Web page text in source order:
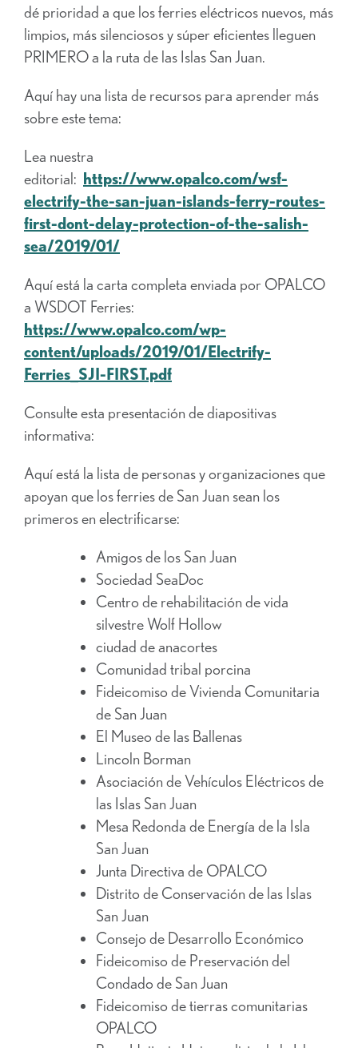
dé prioridad a que los ferries eléctricos nuevos, más
limpios, más silenciosos y súper eficientes lleguen
PRIMERO a la ruta de las Islas San Juan.
Aquí hay una lista de recursos para aprender más
sobre este tema:
Lea nuestra
editorial: https://www.opalco.com/wsf-
electrify-the-san-juan-islands-ferry-routes-
first-dont-delay-protection-of-the-salish-
sea/2019/01/
Aquí está la carta completa enviada por OPALCO
a WSDOT Ferries:
https://www.opalco.com/wp-
content/uploads/2019/01/Electrify-
Ferries_SJI-FIRST.pdf
Consulte esta presentación de diapositivas
informativa:
Aquí está la lista de personas y organizaciones que
apoyan que los ferries de San Juan sean los
primeros en electrificarse:
Amigos de los San Juan
Sociedad SeaDoc
Centro de rehabilitación de vida
silvestre Wolf Hollow
ciudad de anacortes
Comunidad tribal porcina
Fideicomiso de Vivienda Comunitaria
de San Juan
El Museo de las Ballenas
Lincoln Borman
Asociación de Vehículos Eléctricos de
las Islas San Juan
Mesa Redonda de Energía de la Isla
San Juan
Junta Directiva de OPALCO
Distrito de Conservación de las Islas
San Juan
Consejo de Desarrollo Económico
Fideicomiso de Preservación del
Condado de San Juan
Fideicomiso de tierras comunitarias
OPALCO